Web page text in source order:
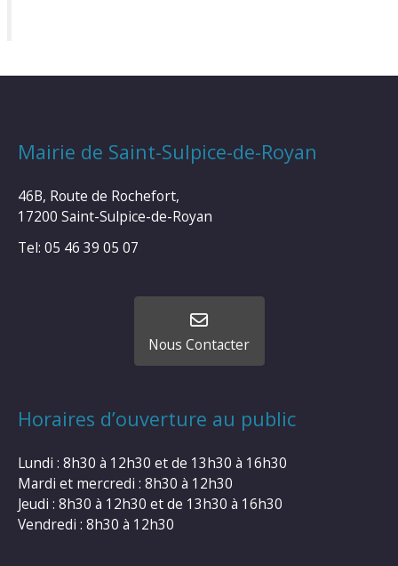
Mairie de Saint-Sulpice-de-Royan
46B, Route de Rochefort,
17200 Saint-Sulpice-de-Royan
Tel: 05 46 39 05 07
Nous Contacter
Horaires d’ouverture au public
Lundi : 8h30 à 12h30 et de 13h30 à 16h30
Mardi et mercredi : 8h30 à 12h30
Jeudi : 8h30 à 12h30 et de 13h30 à 16h30
Vendredi : 8h30 à 12h30